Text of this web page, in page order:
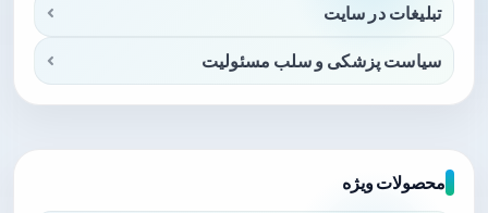
تبلیغات در سایت
سیاست پزشکی و سلب مسئولیت
محصولات ویژه